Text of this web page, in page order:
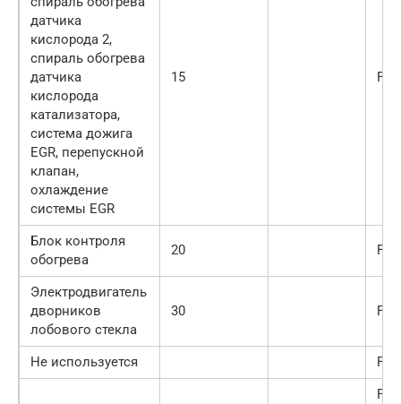
датчика
кислорода 2,
спираль обогрева
датчика
кислорода
катализатора,
система дожига
EGR, перепускной
клапан,
охлаждение
системы EGR
15 F29
Блок контроля
обогрева
20 F30
Электродвигатель
дворников
лобового стекла
30 F31
Не используется
F32-
F37